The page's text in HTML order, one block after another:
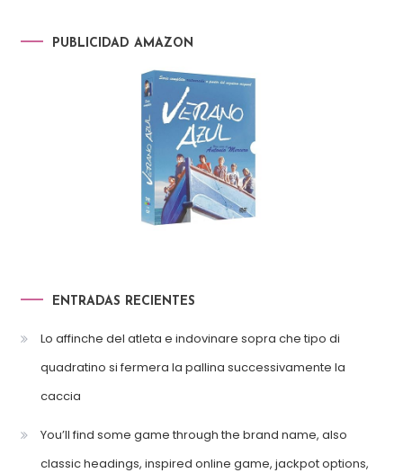
PUBLICIDAD AMAZON
ENTRADAS RECIENTES
Lo affinche del atleta e indovinare sopra che tipo di
quadratino si fermera la pallina successivamente la
caccia
You’ll find some game through the brand name, also
classic headings, inspired online game, jackpot options,